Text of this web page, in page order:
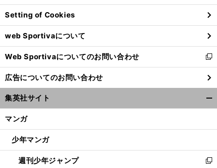
ン
ド
ウ
で
開
く
Setting of Cookies
web Sportivaについて
Web Sportivaについてのお問い合わせ
新
し
い
ウ
ィ
ン
ウ
開
く
広告についてのお問い合わせ
集英社サイト
マンガ
少年マンガ
週刊少年ジャンプ
新